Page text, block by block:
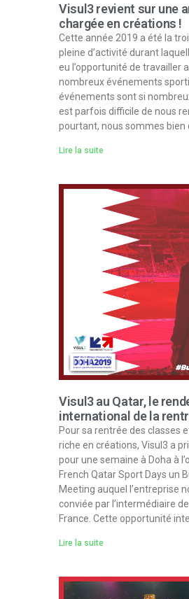
Visul3 revient sur une
chargée en créations !
Cette année 2019 a été la
pleine d’activité durant
eu l’opportunité de travailler
nombreux événements
événements sont si
est parfois difficile de nous
pourtant, nous sommes bien
Lire la suite
​Visul3 au Qatar, le
international de la
Pour sa rentrée des classes
riche en créations, Visul3 a
pour une semaine à Doha à
French Qatar Sport Days un
Meeting auquel l’entreprise
conviée par l’intermédiaire
France. Cette opportunité
Lire la suite